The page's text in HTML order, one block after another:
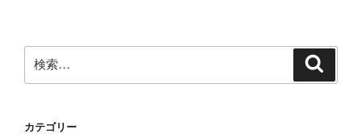
索:
カテゴリー